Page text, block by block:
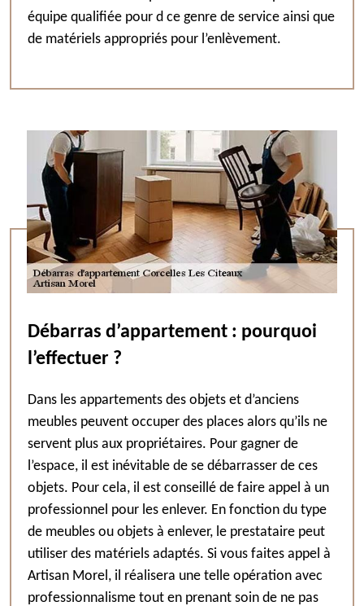
équipe qualifiée pour d ce genre de service ainsi que
de matériels appropriés pour l’enlèvement.
Débarras d’appartement : pourquoi
l’effectuer ?
Dans les appartements des objets et d’anciens
meubles peuvent occuper des places alors qu’ils ne
servent plus aux propriétaires. Pour gagner de
l’espace, il est inévitable de se débarrasser de ces
objets. Pour cela, il est conseillé de faire appel à un
professionnel pour les enlever. En fonction du type
de meubles ou objets à enlever, le prestataire peut
utiliser des matériels adaptés. Si vous faites appel à
Artisan Morel, il réalisera une telle opération avec
professionnalisme tout en prenant soin de ne pas